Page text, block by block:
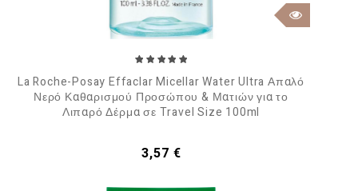
La Roche-Posay Effaclar Micellar Water Ultra Απαλό
Νερό Καθαρισμού Προσώπου & Ματιών για το
Λιπαρό Δέρμα σε Travel Size 100ml
Τιμή
3,57 €